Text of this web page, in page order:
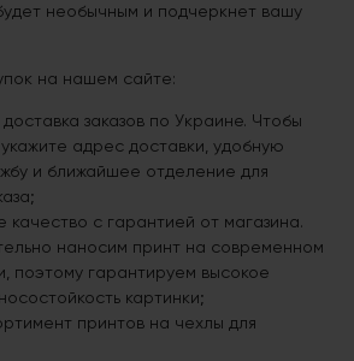
необычным и подчеркнет вашу
на нашем сайте:
заказов по Украине. Чтобы
укажите адрес доставки, удобную
и ближайшее отделение для
качество с гарантией от магазина.
наносим принт на современном
поэтому гарантируем высокое
картинки;
принтов на чехлы для